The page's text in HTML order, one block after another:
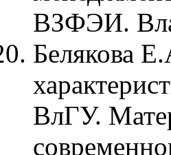
ВЗФЭИ.
Белякова
ВлГУ.